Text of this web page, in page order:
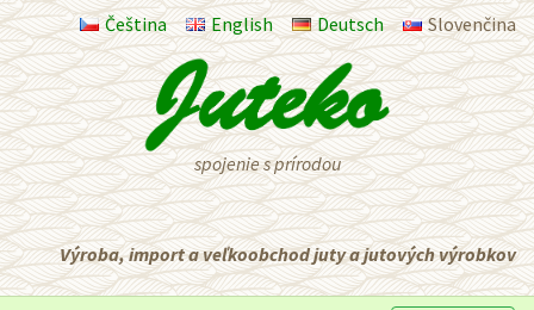
Čeština English Deutsch Slovenčina
spojenie s prírodou
Výroba, import a veľkoobchod juty a jutových výrobkov